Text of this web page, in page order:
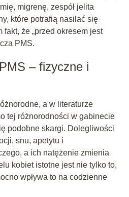
migrenę, zespół jelita
które potrafią nasilać się
fakt, że „przed okresem jest
PMS.
– fizyczne i
a w literaturze
tej różnorodności w gabinecie
podobne skargi. Dolegliwości
snu, apetytu i
a ich natężenie zmienia
kobiet istotne jest nie tylko to,
wpływa to na codzienne